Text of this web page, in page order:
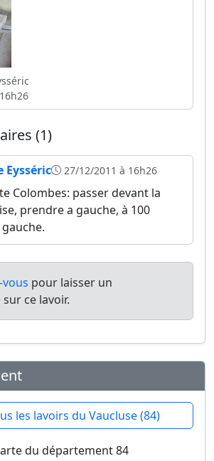
(1)
Eysséric 27/12/2011 à 16h26
Colombes: passer devant la
prendre a gauche, à 100
pour laisser un
ce lavoir.
les lavoirs du Vaucluse (84)